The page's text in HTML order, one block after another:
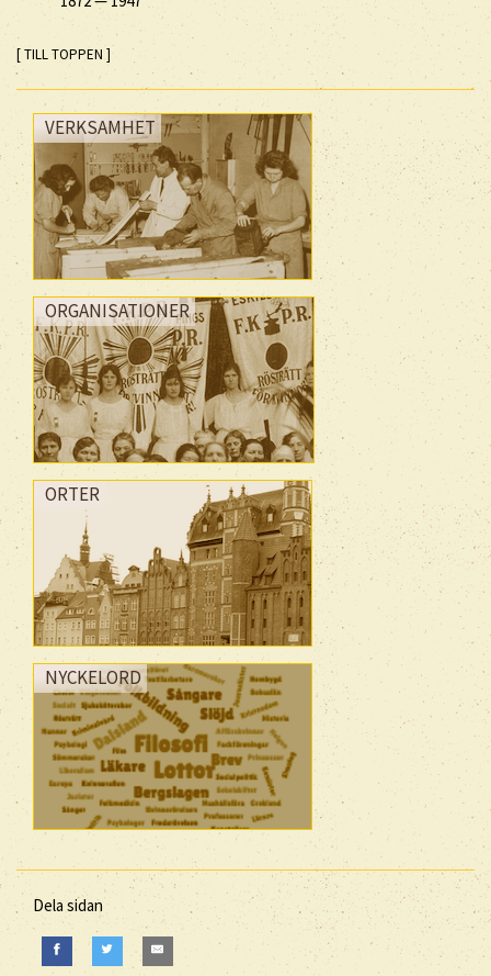
[ TILL TOPPEN ]
VERKSAMHET
ORGANISATIONER
ORTER
NYCKELORD
Dela sidan